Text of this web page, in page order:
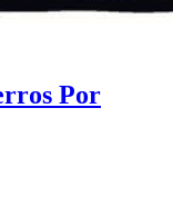
Por